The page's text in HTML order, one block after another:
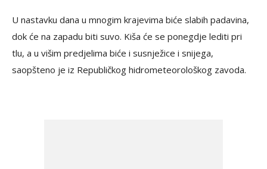
U nastavku dana u mnogim krajevima biće slabih padavina,
dok će na zapadu biti suvo. Kiša će se ponegdje lediti pri
tlu, a u višim predjelima biće i susnježice i snijega,
saopšteno je iz Republičkog hidrometeorološkog zavoda.